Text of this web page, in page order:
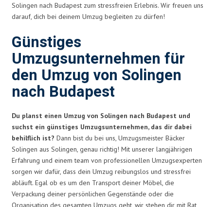
Solingen nach Budapest zum stressfreien Erlebnis. Wir freuen uns
darauf, dich bei deinem Umzug begleiten zu dürfen!
Günstiges
Umzugsunternehmen für
den Umzug von Solingen
nach Budapest
Du planst einen Umzug von Solingen nach Budapest und
suchst ein günstiges Umzugsunternehmen, das dir dabei
behilflich ist? Dann bist du bei uns, Umzugsmeister Bäcker
Solingen aus Solingen, genau richtig! Mit unserer langjährigen
Erfahrung und einem team von professionellen Umzugsexperten
sorgen wir dafür, dass dein Umzug reibungslos und stressfrei
abläuft. Egal ob es um den Transport deiner Möbel, die
Verpackung deiner persönlichen Gegenstände oder die
Organisation des gesamten Umzugs geht, wir stehen dir mit Rat